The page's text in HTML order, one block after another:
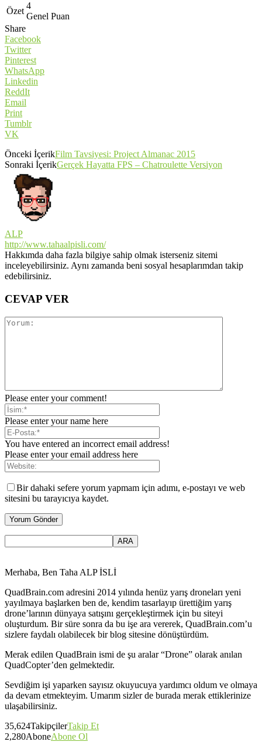
Özet
4
Genel Puan
Share
Facebook
Twitter
Pinterest
WhatsApp
Linkedin
ReddIt
Email
Print
Tumblr
VK
Önceki İçerikFilm Tavsiyesi: Project Almanac 2015
Sonraki İçerikGerçek Hayatta FPS – Chatroulette Versiyon
ALP
http://www.tahaalpisli.com/
Hakkımda daha fazla bilgiye sahip olmak isterseniz sitemi
inceleyebilirsiniz. Aynı zamanda beni sosyal hesaplarımdan takip
edebilirsiniz.
CEVAP VER
Please enter your comment!
Please enter your name here
You have entered an incorrect email address!
Please enter your email address here
Bir dahaki sefere yorum yapmam için adımı, e-postayı ve web
sitesini bu tarayıcıya kaydet.
Merhaba, Ben Taha ALP İSLİ
QuadBrain.com adresini 2014 yılında henüz yarış droneları yeni
yayılmaya başlarken ben de, kendim tasarlayıp ürettiğim yarış
drone’larının dünyaya satışını gerçekleştirmek için bu siteyi
oluşturdum. Bir süre sonra da bu işe ara vererek, QuadBrain.com’u
sizlere faydalı olabilecek bir blog sitesine dönüştürdüm.
Merak edilen QuadBrain ismi de şu aralar “Drone” olarak anılan
QuadCopter’den gelmektedir.
Sevdiğim işi yaparken sayısız okuyucuya yardımcı oldum ve olmaya
da devam etmekteyim. Umarım sizler de burada merak ettiklerinize
ulaşabilirsiniz.
35,624TakipçilerTakip Et
2,280AboneAbone Ol